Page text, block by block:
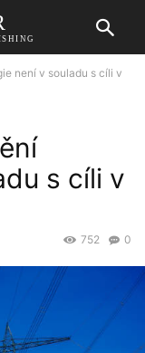
není v souladu s cíli v
s cíli v
0
752